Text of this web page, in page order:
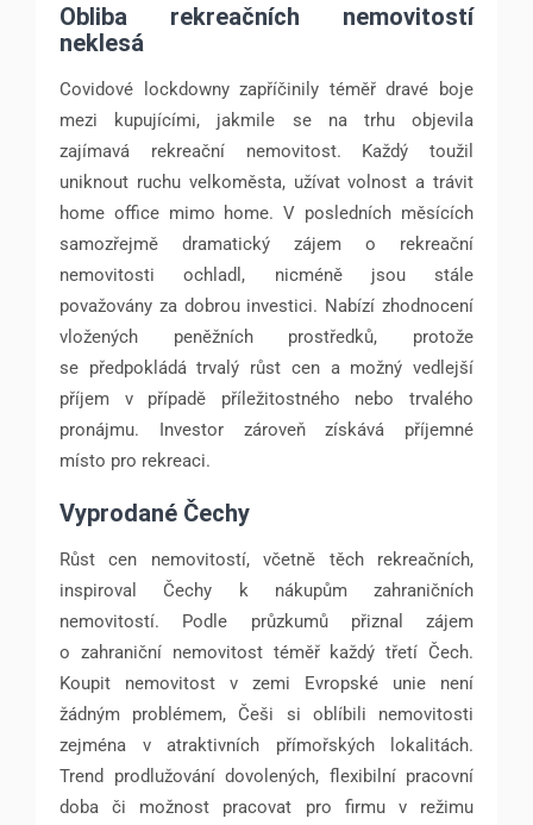
Obliba rekreačních nemovitostí
neklesá
Covidové lockdowny zapříčinily téměř dravé boje
mezi kupujícími, jakmile se na trhu objevila
zajímavá rekreační nemovitost. Každý toužil
uniknout ruchu velkoměsta, užívat volnost a trávit
home office mimo home. V posledních měsících
samozřejmě dramatický zájem o rekreační
nemovitosti ochladl, nicméně jsou stále
považovány za dobrou investici. Nabízí zhodnocení
vložených peněžních prostředků, protože
se předpokládá trvalý růst cen a možný vedlejší
příjem v případě příležitostného nebo trvalého
pronájmu. Investor zároveň získává příjemné
místo pro rekreaci.
Vyprodané Čechy
Růst cen nemovitostí, včetně těch rekreačních,
inspiroval Čechy k nákupům zahraničních
nemovitostí. Podle průzkumů přiznal zájem
o zahraniční nemovitost téměř každý třetí Čech.
Koupit nemovitost v zemi Evropské unie není
žádným problémem, Češi si oblíbili nemovitosti
zejména v atraktivních přímořských lokalitách.
Trend prodlužování dovolených, flexibilní pracovní
doba či možnost pracovat pro firmu v režimu